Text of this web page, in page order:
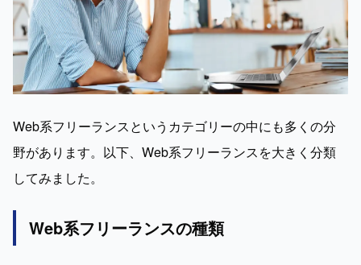
Web系フリーランスというカテゴリーの中にも多くの分
野があります。以下、Web系フリーランスを大きく分類
してみました。
Web系フリーランスの種類